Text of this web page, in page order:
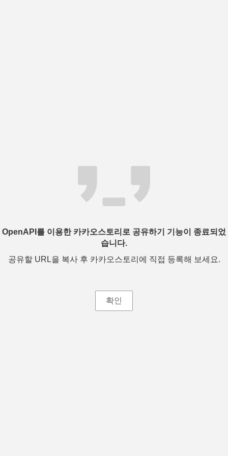
OpenAPI를 이용한 카카오스토리로 공유하기 기능이 종료되었
습니다.
공유할 URL을 복사 후 카카오스토리에 직접 등록해 보세요.
확인